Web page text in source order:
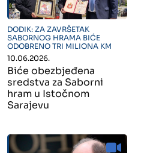
" alt="">
DODIK: ZA ZAVRŠETAK
SABORNOG HRAMA BIĆE
ODOBRENO TRI MILIONA KM
10.06.2026.
Biće obezbjeđena
sredstva za Saborni
hram u Istočnom
Sarajevu